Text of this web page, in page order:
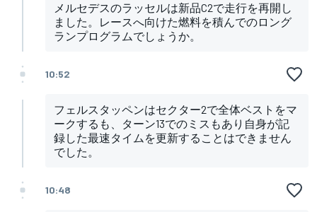
メルセデスのラッセルは新品C2で走行を再開し
ました。レースへ向けた燃料を積んでのロング
ランプログラムでしょうか。
10:52
フェルスタッペンはセクター2で全体ベストをマ
ークするも、ターン13でのミスもあり自身が記
録した最速タイムを更新することはできません
でした。
10:48